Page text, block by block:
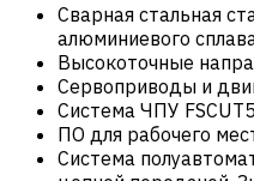
Сварная стальная
алюминиевого
Высокоточные
Сервоприводы и
Система ЧПУ
ПО для рабочего
Система